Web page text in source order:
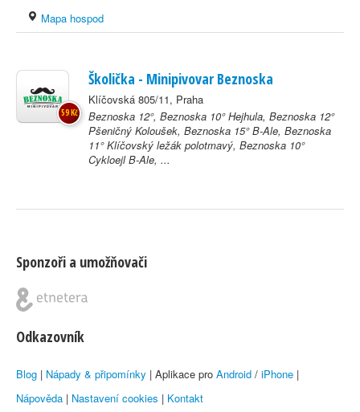
Mapa hospod
Školička - Minipivovar Beznoska
Klíčovská 805/11, Praha
Beznoska 12°, Beznoska 10° Hejhula, Beznoska 12°
Pšeničný Koloušek, Beznoska 15° B-Ale, Beznoska
11° Klíčovský ležák polotmavý, Beznoska 10°
Cykloejl B-Ale, ...
59 Kč
Sponzoři a umožňovači
Odkazovník
Blog | Nápady & připomínky | Aplikace pro Android / iPhone |
Nápověda | Nastavení cookies | Kontakt